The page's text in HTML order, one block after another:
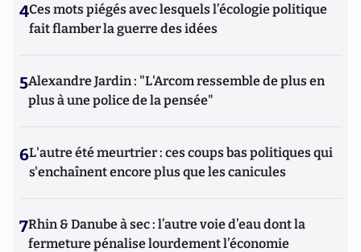
4Ces mots piégés avec lesquels l’écologie politique
fait flamber la guerre des idées
5Alexandre Jardin : "L'Arcom ressemble de plus en
plus à une police de la pensée"
6L'autre été meurtrier : ces coups bas politiques qui
s'enchaînent encore plus que les canicules
7Rhin & Danube à sec : l’autre voie d’eau dont la
fermeture pénalise lourdement l’économie